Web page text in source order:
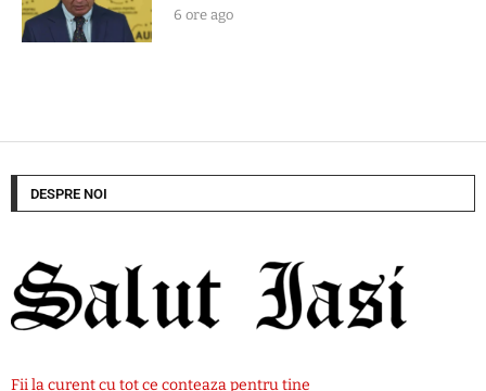
6 ore ago
DESPRE NOI
Fii la curent cu tot ce conteaza pentru tine